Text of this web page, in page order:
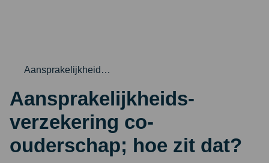
Aansprakelijkheid…
Aansprakelijkheids­
verzekering co­
ouderschap; hoe zit dat?